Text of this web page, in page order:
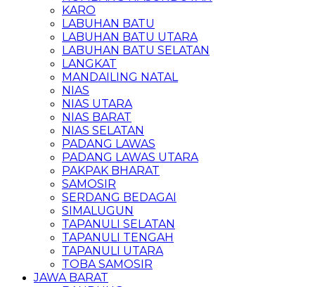
KARO
LABUHAN BATU
LABUHAN BATU UTARA
LABUHAN BATU SELATAN
LANGKAT
MANDAILING NATAL
NIAS
NIAS UTARA
NIAS BARAT
NIAS SELATAN
PADANG LAWAS
PADANG LAWAS UTARA
PAKPAK BHARAT
SAMOSIR
SERDANG BEDAGAI
SIMALUGUN
TAPANULI SELATAN
TAPANULI TENGAH
TAPANULI UTARA
TOBA SAMOSIR
JAWA BARAT